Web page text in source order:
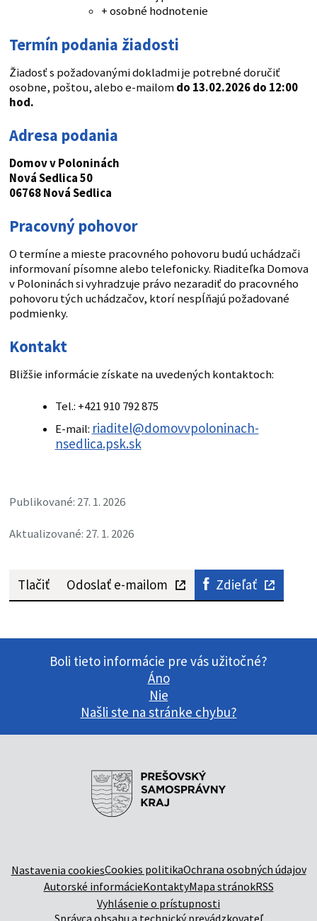
+ osobné hodnotenie
Termín podania žiadosti
Žiadosť s požadovanými dokladmi je potrebné doručiť
osobne, poštou, alebo e-mailomdo 13.02.2026 do 12:00
hod.
Adresa podania
Domov v Poloninách
Nová Sedlica 50
06768 Nová Sedlica
Pracovný pohovor
O termíne a mieste pracovného pohovoru budú uchádzači
informovaní písomne alebo telefonicky. Riaditeľka Domova
v Poloninách si vyhradzuje právo nezaradiť do pracovného
pohovoru tých uchádzačov, ktorí nespĺňajú požadované
podmienky.
Kontakt
Bližšie informácie získate na uvedených kontaktoch:
Tel.: +421 910 792 875
E-mail: riaditel@domovvpoloninach-
nsedlica.psk.sk
Publikované: 27. 1. 2026
Aktualizované: 27. 1. 2026
Tlačiť Odoslať e-mailom Zdieľať
Boli tieto informácie pre vás užitočné?
Áno
Nie
Našli ste na stránke chybu?
Nastavenia cookiesCookies politikaOchrana osobných údajov
Autorské informácieKontaktyMapa stránokRSS
Vyhlásenie o prístupnosti